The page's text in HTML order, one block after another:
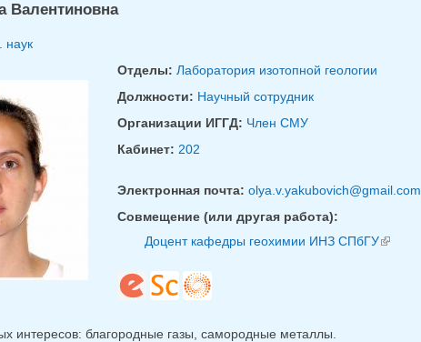
Валентиновна
наук
Отделы: Лаборатория изотопной геологии
Должности: Научный сотрудник
Организации ИГГД: Член СМУ
Кабинет: 202
Электронная почта: olya.v.yakubovich@gmail.com
Совмещение (или другая работа):
Доцент кафедры геохимии ИНЗ СПбГУ
интересов: благородные газы, самородные металлы.